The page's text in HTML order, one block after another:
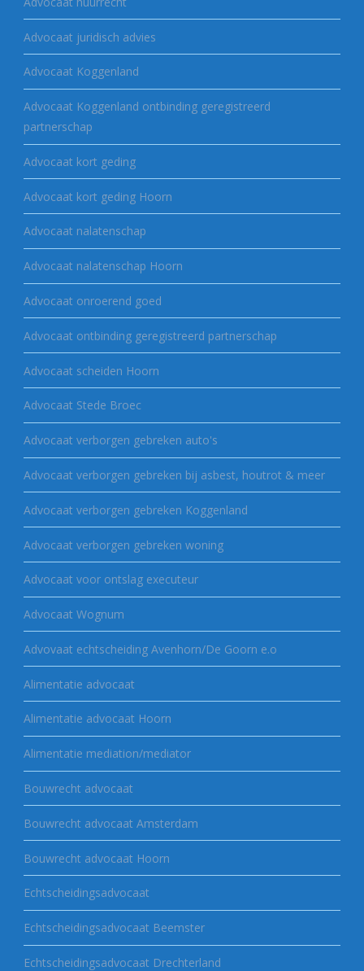
Advocaat juridisch advies
Advocaat Koggenland
Advocaat Koggenland ontbinding geregistreerd
partnerschap
Advocaat kort geding
Advocaat kort geding Hoorn
Advocaat nalatenschap
Advocaat nalatenschap Hoorn
Advocaat onroerend goed
Advocaat ontbinding geregistreerd partnerschap
Advocaat scheiden Hoorn
Advocaat Stede Broec
Advocaat verborgen gebreken auto's
Advocaat verborgen gebreken bij asbest, houtrot & meer
Advocaat verborgen gebreken Koggenland
Advocaat verborgen gebreken woning
Advocaat voor ontslag executeur
Advocaat Wognum
Advovaat echtscheiding Avenhorn/De Goorn e.o
Alimentatie advocaat
Alimentatie advocaat Hoorn
Alimentatie mediation/mediator
Bouwrecht advocaat
Bouwrecht advocaat Amsterdam
Bouwrecht advocaat Hoorn
Echtscheidingsadvocaat
Echtscheidingsadvocaat Beemster
Echtscheidingsadvocaat Drechterland